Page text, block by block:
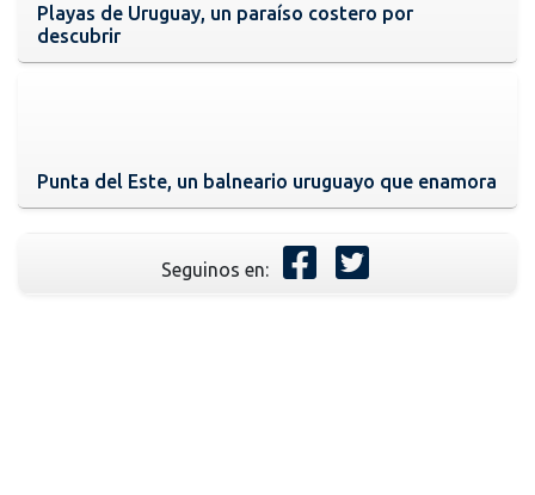
Playas de Uruguay, un paraíso costero por
descubrir
Punta del Este, un balneario uruguayo que enamora
Seguinos en: